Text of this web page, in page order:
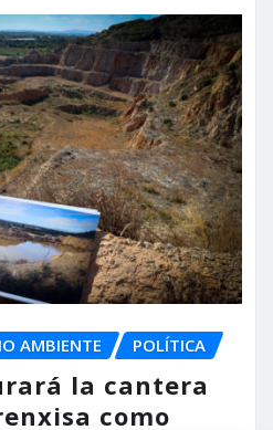
AMBIENTE POLÍTICA
la cantera
como